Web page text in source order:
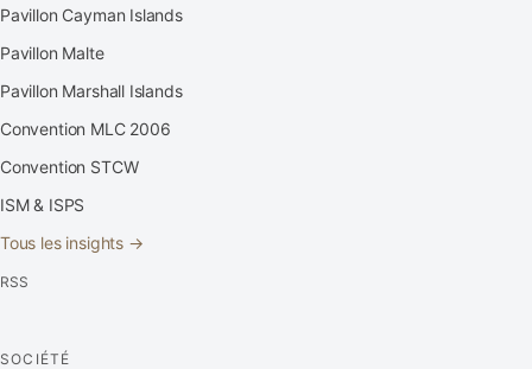
Pavillon Cayman Islands
Pavillon Malte
Pavillon Marshall Islands
Convention MLC 2006
Convention STCW
ISM & ISPS
Tous les insights →
RSS
SOCIÉTÉ